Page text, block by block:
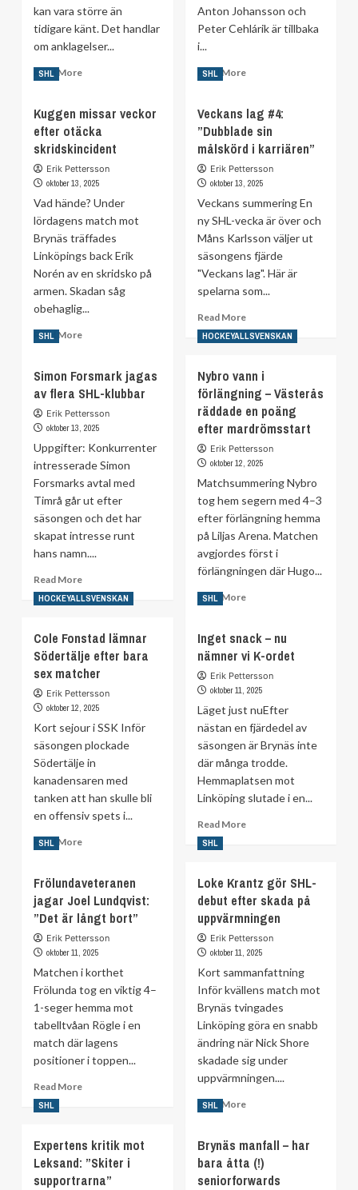
kan vara större än
tidigare känt. Det handlar
om anklagelser...
Read MoreRead
Uppgifter:
Utbrett
skattefusk
”Varit
en
kultur”
Anton Johansson och
Peter Cehlárik är tillbaka
i...
Read MoreRead
Glädjebeskedet:
Viktiga
LIF-
SHL
Kuggen missar veckor
efter otäcka
skridskincident
Erik Pettersson
oktober 13, 2025
Vad hände? Under
lördagens match mot
Brynäs träffades
Linköpings back Erik
Norén av en skridsko på
armen. Skadan såg
obehaglig...
Read MoreRead
Kuggen
missar
efter
skridskincident
SHL
Veckans lag #4:
”Dubblade sin
målskörd i karriären”
Erik Pettersson
oktober 13, 2025
Veckans summering En
ny SHL-vecka är över och
Måns Karlsson väljer ut
säsongens fjärde
"Veckans lag". Här är
spelarna som...
Read MoreRead
more
about
lag
#4:
”Dubblade
målskörd
i
karriären”
SHL
Simon Forsmark jagas
av flera SHL-klubbar
Erik Pettersson
oktober 13, 2025
Uppgifter: Konkurrenter
intresserade Simon
Forsmarks avtal med
Timrå går ut efter
säsongen och det har
skapat intresse runt
hans namn....
Read MoreRead
more
about
Forsmark
jagas
av
SHL-
klubbar
HOCKEYALLSVENSKAN
Nybro vann i
förlängning – Västerås
räddade en poäng
efter mardrömsstart
Erik Pettersson
oktober 12, 2025
Matchsummering Nybro
tog hem segern med 4–3
efter förlängning hemma
på Liljas Arena. Matchen
avgjordes först i
förlängningen där Hugo...
Read MoreRead
Nybro
vann
förlängning
Västerås
räddade
en
poäng
efter
mardrömsstart
HOCKEYALLSVENSKAN
Cole Fonstad lämnar
Södertälje efter bara
sex matcher
Erik Pettersson
oktober 12, 2025
Kort sejour i SSK Inför
säsongen plockade
Södertälje in
kanadensaren med
tanken att han skulle bli
en offensiv spets i...
Read MoreRead
Cole
Fonstad
lämnar
sex
matcher
SHL
Inget snack – nu
nämner vi K-ordet
Erik Pettersson
oktober 11, 2025
Läget just nuEfter
nästan en fjärdedel av
säsongen är Brynäs inte
där många trodde.
Hemmaplatsen mot
Linköping slutade i en...
Read MoreRead
snack
–
nu
nämner
vi
K-
ordet
SHL
Frölundaveteranen
jagar Joel Lundqvist:
”Det är långt bort”
Erik Pettersson
oktober 11, 2025
Matchen i korthet
Frölunda tog en viktig 4–
1-seger hemma mot
tabelltvåan Rögle i en
match där lagens
positioner i toppen...
Read MoreRead
jagar
Joel
Lundqvist:
SHL
Loke Krantz gör SHL-
debut efter skada på
uppvärmningen
Erik Pettersson
oktober 11, 2025
Kort sammanfattning
Inför kvällens match mot
Brynäs tvingades
Linköping göra en snabb
ändring när Nick Shore
skadade sig under
uppvärmningen....
Read MoreRead
Loke
Krantz
gör
SHL
Expertens kritik mot
Leksand: ”Skiter i
supportrarna”
SHL
Brynäs manfall – har
bara åtta (!)
seniorforwards